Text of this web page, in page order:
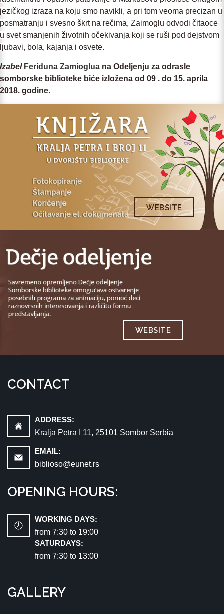
jezičkog izraza na koju smo navikli, a pri tom veoma precizan u
posmatranju i svesno škrt na rečima, Zaimoglu odvodi čitaoce
u svet smanjenih životnih očekivanja koji se ruši pod dejstvom
ljubavi, bola, kajanja i osvete.
Izabel Feriduna Zamioglua na Odeljenju za odrasle
somborske biblioteke biće izložena od 09 . do 15. aprila
2018. godine.
WEBSITE
WEBSITE
CONTACT
ADDRESS:
Kralja Petra I 11, 25101 Sombor Serbia
EMAIL:
biblioso@eunet.rs
OPENING HOURS:
WORKING DAYS:
from 7:30 tо 19:00
SATURDAYS:
from 7:30 tо 13:00
GALLERY